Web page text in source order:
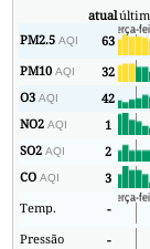
atual
PM2.5AQI 63
PM10AQI 32
O3AQI 42
NO2AQI 1
SO2AQI 2
COAQI 3
Temp.
-
Pressão
-